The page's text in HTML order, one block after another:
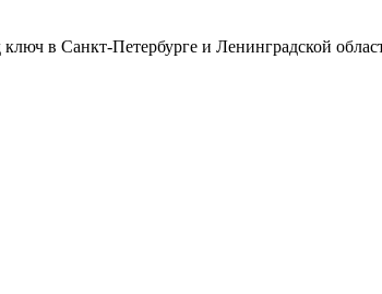
в Санкт-Петербурге и Ленинградской